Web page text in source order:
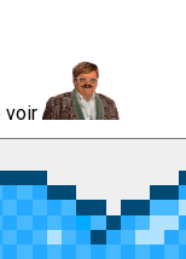
voir